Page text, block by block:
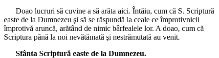
Doao lucruri să cuvine a să arăta aici. Întâiu, cum că S. Scriptură
easte de la Dumnezeu şi să se răspundă la ceale ce împrotivnicii
împrotivă aruncă, arătând de nimic bârfealele lor. A doao, cum că
Scriptura până la noi nevătămată şi nestrămutată au venit.
Sfânta Scriptură easte de la Dumnezeu.